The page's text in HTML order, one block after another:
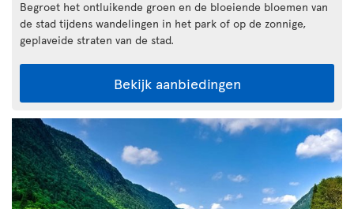
Begroet het ontluikende groen en de bloeiende bloemen van
de stad tijdens wandelingen in het park of op de zonnige,
geplaveide straten van de stad.
Bekijk aanbiedingen